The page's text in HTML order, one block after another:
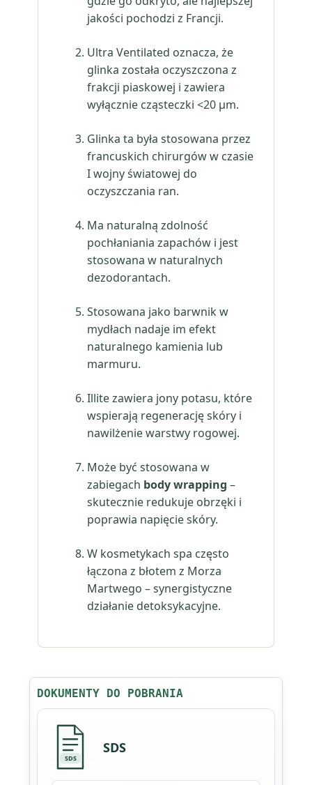
jakości pochodzi z Francji.
Ultra Ventilated oznacza, że
glinka została oczyszczona z
frakcji piaskowej i zawiera
wyłącznie cząsteczki <20 μm.
Glinka ta była stosowana przez
francuskich chirurgów w czasie
I wojny światowej do
oczyszczania ran.
Ma naturalną zdolność
pochłaniania zapachów i jest
stosowana w naturalnych
dezodorantach.
Stosowana jako barwnik w
mydłach nadaje im efekt
naturalnego kamienia lub
marmuru.
Illite zawiera jony potasu, które
wspierają regenerację skóry i
nawilżenie warstwy rogowej.
Może być stosowana w
zabiegach body wrapping –
skutecznie redukuje obrzęki i
poprawia napięcie skóry.
W kosmetykach spa często
łączona z błotem z Morza
Martwego – synergistyczne
działanie detoksykacyjne.
DOKUMENTY DO POBRANIA
SDS
SDS